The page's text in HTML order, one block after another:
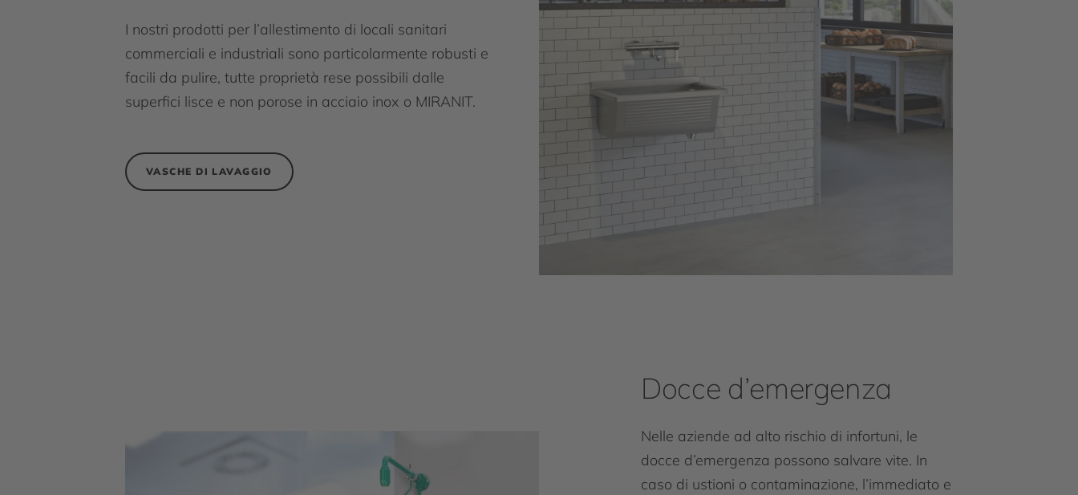
I nostri prodotti per l’allestimento di locali sanitari
commerciali e industriali sono particolarmente robusti e
facili da pulire, tutte proprietà rese possibili dalle
superfici lisce e non porose in acciaio inox o MIRANIT.
VASCHE DI LAVAGGIO
Docce d’emergenza
Nelle aziende ad alto rischio di infortuni, le
docce d’emergenza possono salvare vite. In
caso di ustioni o contaminazione, l’immediato e